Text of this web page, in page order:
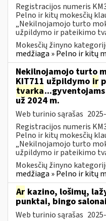
Registracijos numeris
Pelno ir kitų mokesčių
„Nekilnojamojo turto
užpildymo ir pateikimo
Mokesčių žinyno
medžiaga » Pelno ir kitų
Nekilnojamojo turto
KIT711 užpildymo ir
tvarka...gyventojams
už 2024 m.
Web turinio sąrašas
Registracijos numeris
Pelno ir kitų mokesčių
„Nekilnojamojo turto
užpildymo ir pateikimo
Mokesčių žinyno
medžiaga » Pelno ir kitų
Ar kazino, lošimų,
punktai, bingo
Web turinio sąrašas